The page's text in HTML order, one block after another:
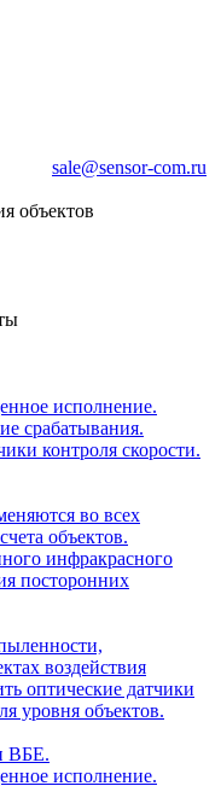
sale@sensor-com.ru
объектов
исполнение.
срабатывания.
контроля скорости.
во всех
объектов.
инфракрасного
посторонних
воздействия
оптические датчики
уровня объектов.
ВБЕ.
исполнение.